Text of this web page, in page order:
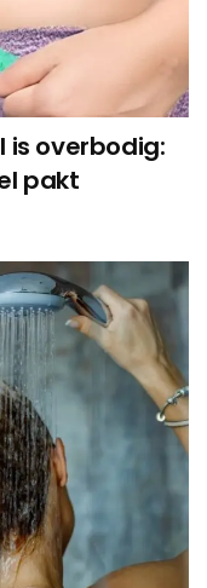
is overbodig:
pakt